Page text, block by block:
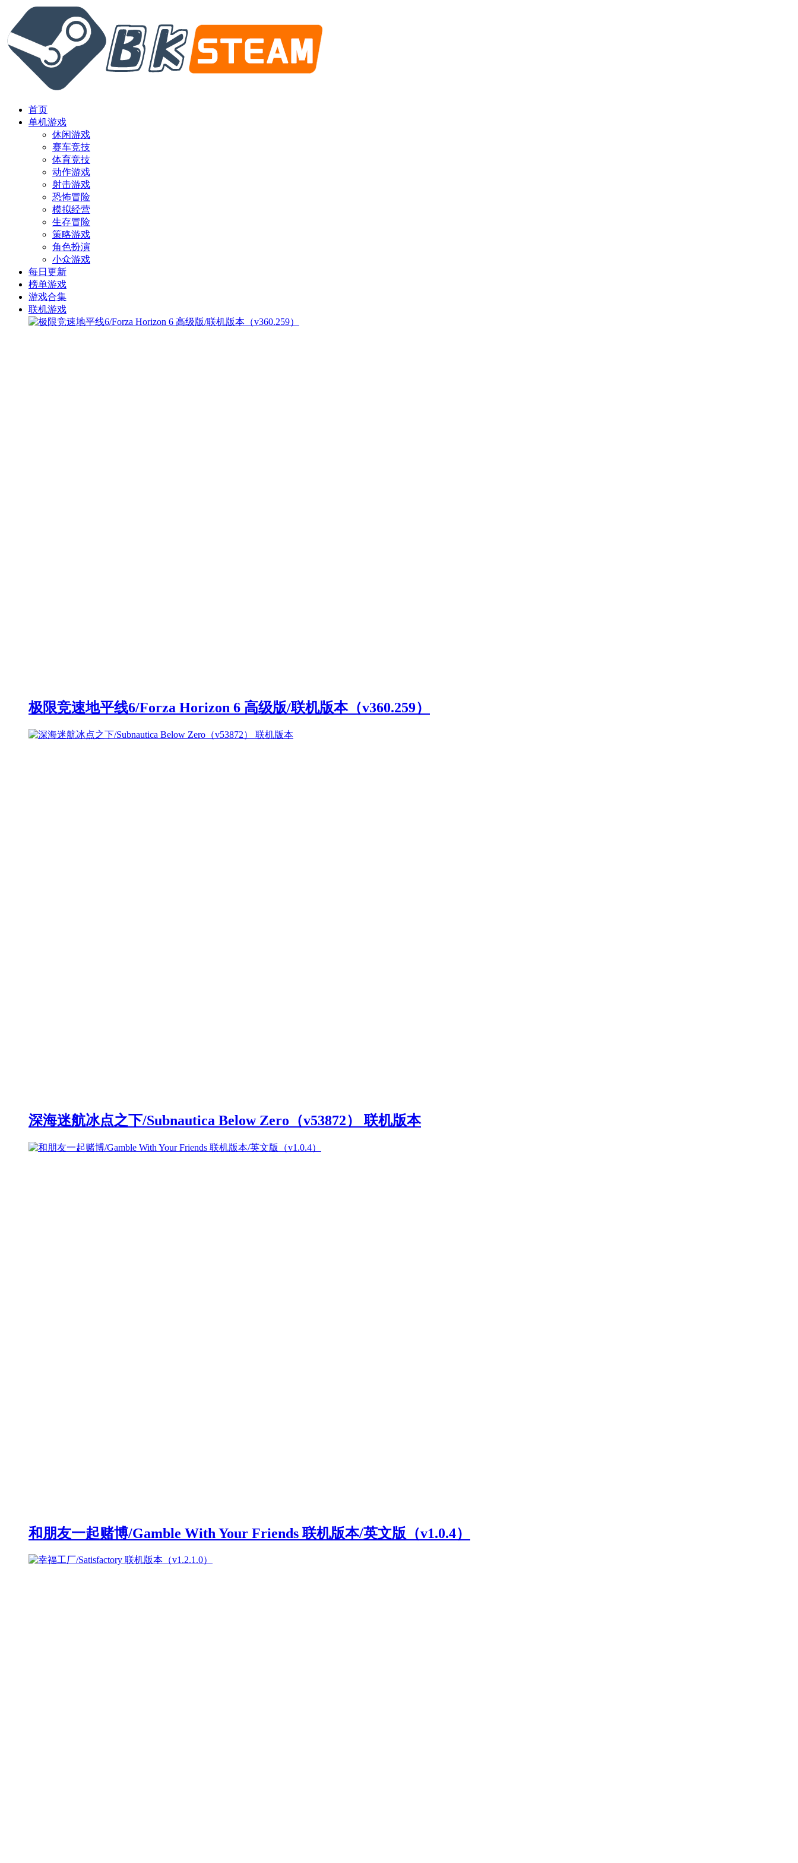
首页
单机游戏
休闲游戏
赛车竞技
体育竞技
动作游戏
射击游戏
恐怖冒险
模拟经营
生存冒险
策略游戏
角色扮演
小众游戏
每日更新
榜单游戏
游戏合集
联机游戏
极限竞速地平线6/Forza Horizon 6 高级版/联机版本（v360.259）
深海迷航冰点之下/Subnautica Below Zero（v53872） 联机版本
和朋友一起赌博/Gamble With Your Friends 联机版本/英文版（v1.0.4）